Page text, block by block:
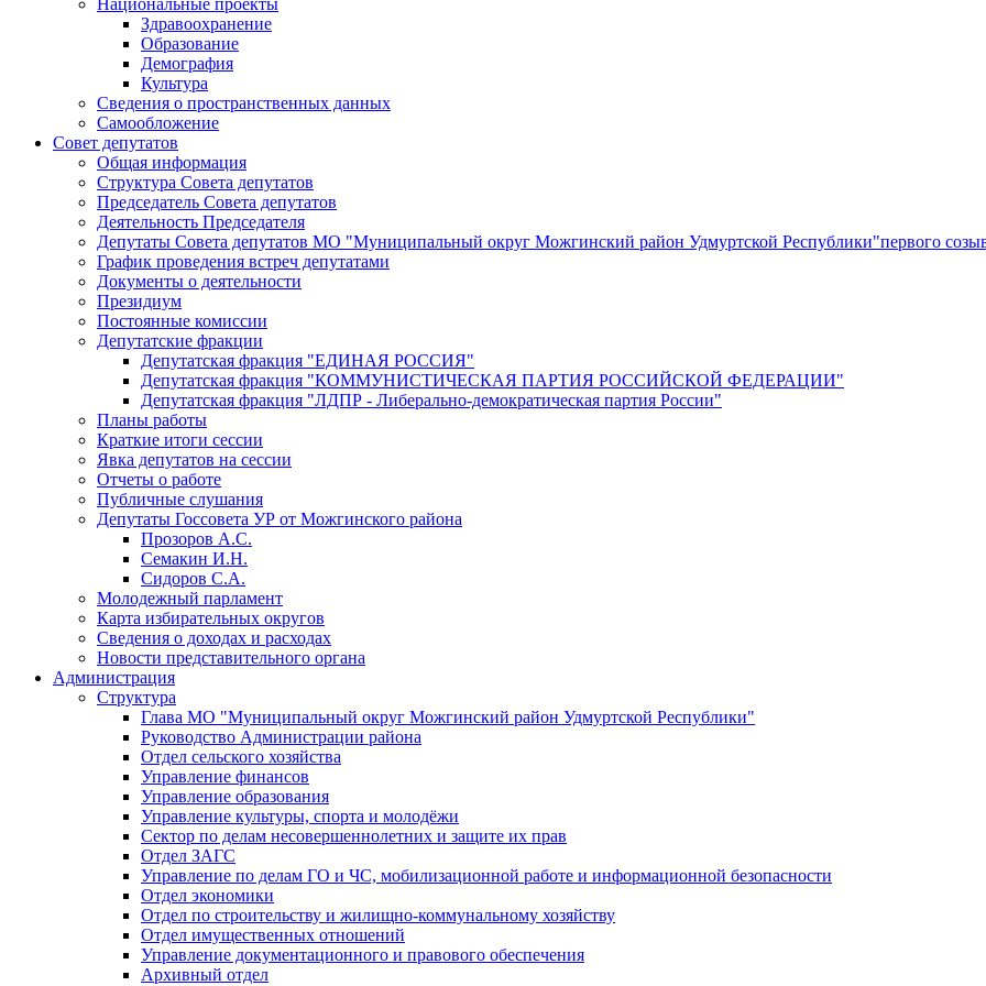
Здравоохранение
Образование
Демография
Культура
Сведения о пространственных данных
Самообложение
Совет депутатов
Общая информация
Структура Совета депутатов
Председатель Совета депутатов
Деятельность Председателя
Депутаты Совета депутатов МО "Муниципальный округ Можгинский район Удмуртской Республики"первого
График проведения встреч депутатами
Документы о деятельности
Президиум
Постоянные комиссии
Депутатские фракции
Депутатская фракция "ЕДИНАЯ РОССИЯ"
Депутатская фракция "КОММУНИСТИЧЕСКАЯ ПАРТИЯ РОССИЙСКОЙ ФЕДЕРАЦИИ"
Депутатская фракция "ЛДПР - Либерально-демократическая партия России"
Планы работы
Краткие итоги сессии
Явка депутатов на сессии
Отчеты о работе
Публичные слушания
Депутаты Госсовета УР от Можгинского района
Прозоров А.С.
Семакин И.Н.
Сидоров С.А.
Молодежный парламент
Карта избирательных округов
Сведения о доходах и расходах
Новости представительного органа
Администрация
Структура
Глава МО "Муниципальный округ Можгинский район Удмуртской Республики"
Руководство Администрации района
Отдел сельского хозяйства
Управление финансов
Управление образования
Управление культуры, спорта и молодёжи
Сектор по делам несовершеннолетних и защите их прав
Отдел ЗАГС
Управление по делам ГО и ЧС, мобилизационной работе и информационной безопасности
Отдел экономики
Отдел по строительству и жилищно-коммунальному хозяйству
Отдел имущественных отношений
Управление документационного и правового обеспечения
Архивный отдел